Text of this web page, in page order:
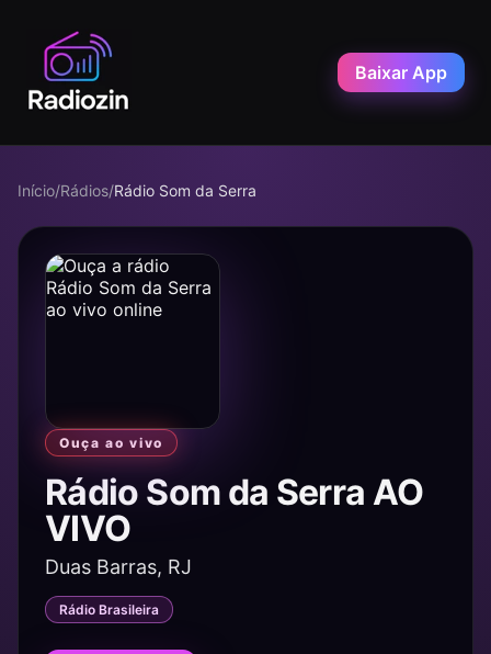
Baixar App
Início/Rádios/Rádio Som da Serra
Ouça ao vivo
Rádio Som da Serra AO
VIVO
Duas Barras, RJ
Rádio Brasileira